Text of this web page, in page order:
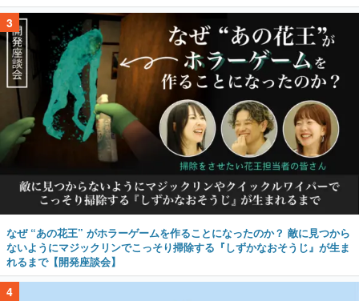
3
なぜ “あの花王” がホラーゲームを作ることになったのか？ 敵に見つから
ないようにマジックリンでこっそり掃除する『しずかなおそうじ』が生ま
れるまで【開発座談会】
4